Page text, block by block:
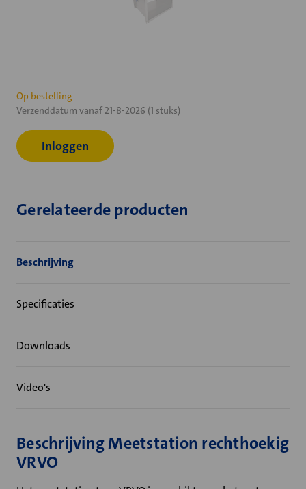
Huidige
voorraad:
Op bestelling
Verzenddatum vanaf 21-8-2026 (1 stuks)
Inloggen
Gerelateerde producten
Beschrijving
Specificaties
Downloads
Video's
Beschrijving Meetstation rechthoekig
VRVO